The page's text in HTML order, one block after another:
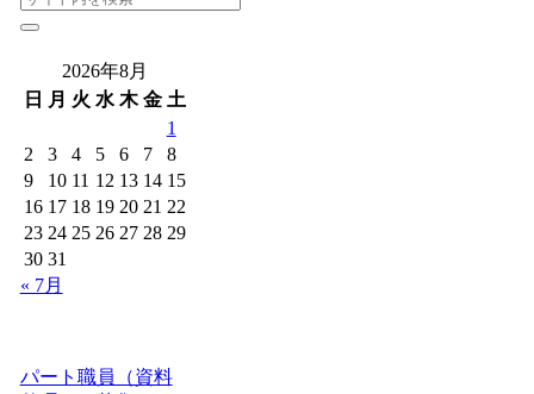
2026年8月
日
月 火 水 木 金 土
1
2
3 4 5 6 7
8
9
10 11 12 13 14 15
16 17 18 19 20 21 22
23 24 25 26 27 28 29
30 31
« 7月
パート職員（資料